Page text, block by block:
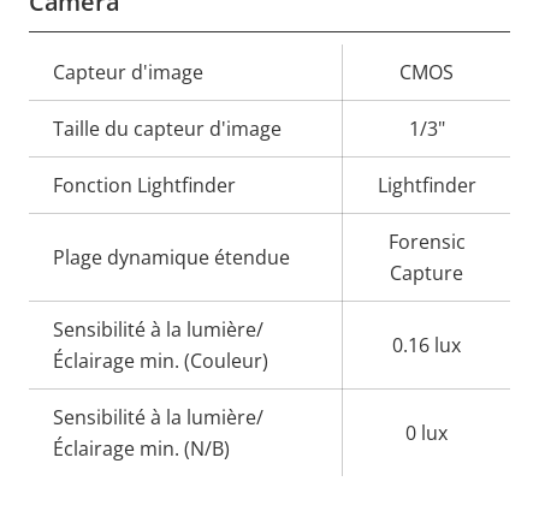
Description
de la
propriété
la
propriété
Capteur d'image CMOS
Taille du capteur d'image 1/3"
Fonction Lightfinder Lightfinder
Plage dynamique étendue
Forensic
Capture
Sensibilité à la lumière/
Éclairage min. (Couleur)
0.16 lux
Sensibilité à la lumière/
Éclairage min. (N/B)
0 lux